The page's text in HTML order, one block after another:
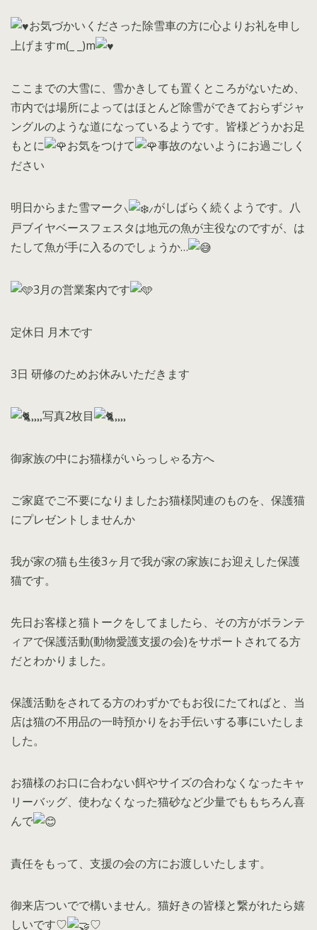
お気づかいくださった除雪車の方に心よりお礼を申し
上げますm(_ _)m
ここまでの大雪に、雪かきしても置くところがないため、
市内では場所によってはほとんど除雪ができておらずジャ
ングルのような道になっているようです。皆様どうかお足
もとに
お気をつけて
事故のないようにお過ごしく
ださい
明日からまた雪マーク⸜
⸝がしばらく続くようです。八
戸ブイヤベースフェスタは地元の魚が主役なのですが、は
たして魚が手に入るのでしょうか…
3月の営業案内です
定休日 月木です
3日 研修のためお休みいただきます
⸒⸒⸒⸒写真2枚目 ⸒⸒⸒⸒
御家族の中にお猫様がいらっしゃる方へ
ご家庭でご不要になりましたお猫様関連のものを、保護猫
にプレゼントしませんか
我が家の猫も生後3ヶ月で我が家の家族にお迎えした保護
猫です。
先日お客様と猫トークをしてましたら、その方がボランテ
ィアで保護活動(動物愛護支援の会)をサポートされてる方
だとわかりました。
保護活動をされてる方のわずかでもお役にたてればと、当
店は猫の不用品の一時預かりをお手伝いする事にいたしま
した。
お猫様のお口に合わない餌やサイズの合わなくなったキャ
リーバッグ、使わなくなった猫砂など少量でももちろん喜
んで
責任をもって、支援の会の方にお渡しいたします。
御来店ついでで構いません。猫好きの皆様と繋がれたら嬉
しいです♡
♡